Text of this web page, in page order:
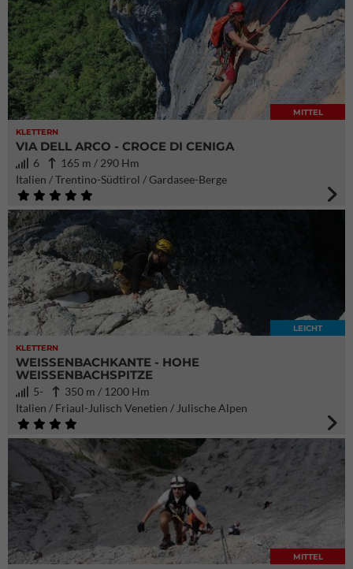
KLETTERN
MITTEL
VIA DELL ARCO - CROCE DI CENIGA
6
165 m / 290 Hm
Italien / Trentino-Südtirol / Gardasee-Berge
KLETTERN
LEICHT
WEISSENBACHKANTE - HOHE
WEISSENBACHSPITZE
5-
350 m / 1200 Hm
Italien / Friaul-Julisch Venetien / Julische Alpen
MITTEL